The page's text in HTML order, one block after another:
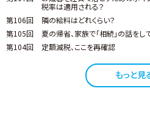
税率は適用される？
第106回 隣の給料はどれくらい？
第105回
夏の帰省、家族で「相続」の話をし
第104回
定額減税、ここを再確認
もっと見